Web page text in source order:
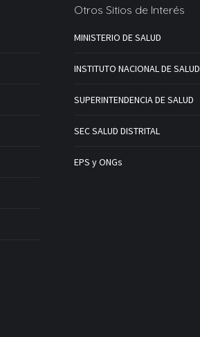
Otros Sitios de Interés
MINISTERIO DE SALUD
INSTITUTO NACIONAL DE SALUD
SUPERINTENDENCIA DE SALUD
SEC SALUD DISTRITAL
EPS y ONGs